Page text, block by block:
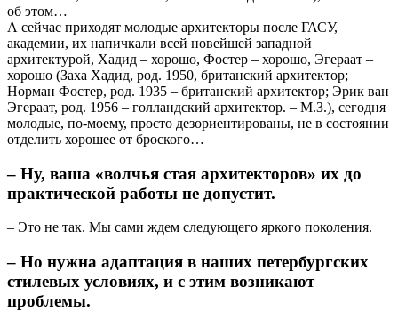
об этом…
А сейчас приходят молодые архитекторы после ГАСУ,
академии, их напичкали всей новейшей западной
архитектурой, Хадид – хорошо, Фостер – хорошо, Эгераат –
хорошо (Заха Хадид, род. 1950, британский архитектор;
Норман Фостер, род. 1935 – британский архитектор; Эрик ван
Эгераат, род. 1956 – голландский архитектор. – М.З.), сегодня
молодые, по-моему, просто дезориентированы, не в состоянии
отделить хорошее от броского…
– Ну, ваша «волчья стая архитекторов» их до
практической работы не допустит.
– Это не так. Мы сами ждем следующего яркого поколения.
– Но нужна адаптация в наших петербургских
стилевых условиях, и с этим возникают
проблемы.